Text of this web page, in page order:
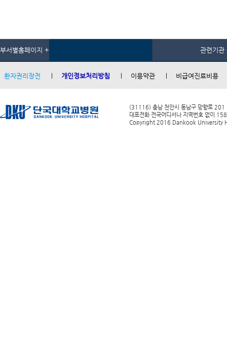
부서별홈페이지 + 관련기관
환자권리장전 개인정보처리방침 이용약관 비급여진료비용
(31116) 충남 천안시 동남구 망향로 201
대표전화 전국어디서나 지역번호 없이
Copyright 2016 Dankook University